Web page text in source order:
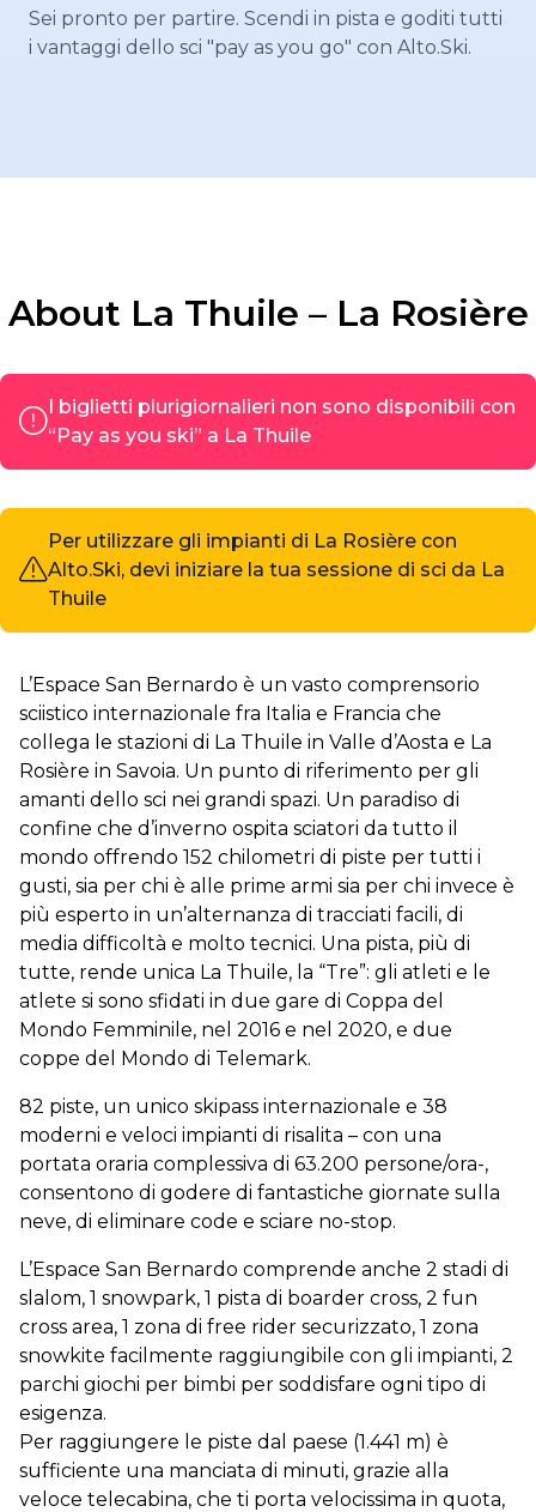
Sei pronto per partire. Scendi in pista e goditi tutti
i vantaggi dello sci "pay as you go" con Alto.Ski.
About La Thuile – La Rosière
I biglietti plurigiornalieri non sono disponibili con
“Pay as you ski” a La Thuile
Per utilizzare gli impianti di La Rosière con
Alto.Ski, devi iniziare la tua sessione di sci da La
Thuile
L’Espace San Bernardo è un vasto comprensorio
sciistico internazionale fra Italia e Francia che
collega le stazioni di La Thuile in Valle d’Aosta e La
Rosière in Savoia. Un punto di riferimento per gli
amanti dello sci nei grandi spazi. Un paradiso di
confine che d’inverno ospita sciatori da tutto il
mondo offrendo 152 chilometri di piste per tutti i
gusti, sia per chi è alle prime armi sia per chi invece è
più esperto in un’alternanza di tracciati facili, di
media difficoltà e molto tecnici. Una pista, più di
tutte, rende unica La Thuile, la “Tre”: gli atleti e le
atlete si sono sfidati in due gare di Coppa del
Mondo Femminile, nel 2016 e nel 2020, e due
coppe del Mondo di Telemark.
82 piste, un unico skipass internazionale e 38
moderni e veloci impianti di risalita – con una
portata oraria complessiva di 63.200 persone/ora-,
consentono di godere di fantastiche giornate sulla
neve, di eliminare code e sciare no-stop.
L’Espace San Bernardo comprende anche 2 stadi di
slalom, 1 snowpark, 1 pista di boarder cross, 2 fun
cross area, 1 zona di free rider securizzato, 1 zona
snowkite facilmente raggiungibile con gli impianti, 2
parchi giochi per bimbi per soddisfare ogni tipo di
esigenza.
Per raggiungere le piste dal paese (1.441 m) è
sufficiente una manciata di minuti, grazie alla
veloce telecabina, che ti porta velocissima in quota,